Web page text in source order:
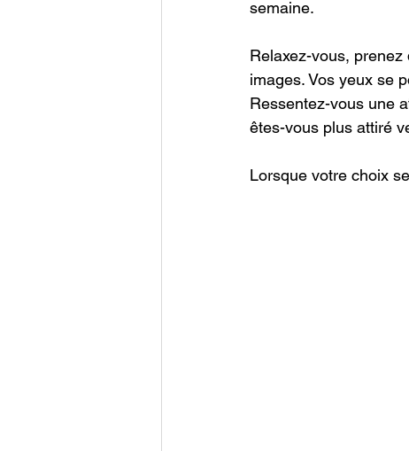
semaine.
Relaxez-vous,
images. Vos yeux se
Ressentez-vous une
êtes-vous plus attiré
Lorsque votre choix